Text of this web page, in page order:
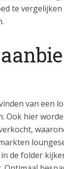
te
van een
Ook hier
de folder